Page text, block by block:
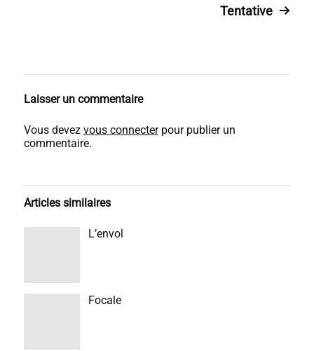
Tentative
Laisser un commentaire
Vous devez vous connecterpour publier un
commentaire.
Articles similaires
L’envol
Focale